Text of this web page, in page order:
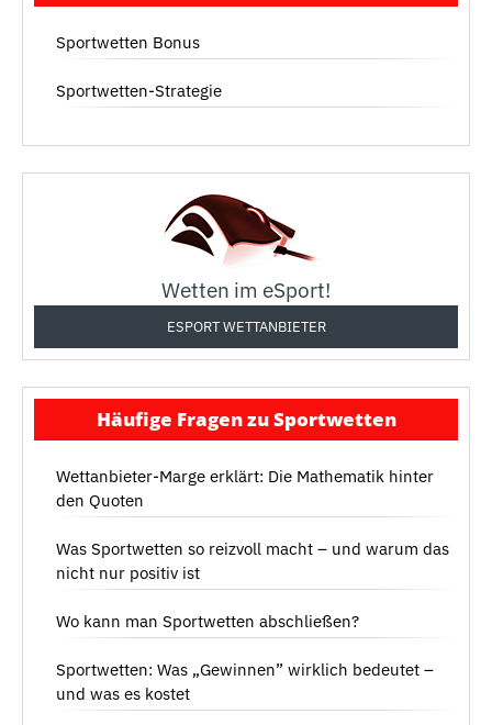
Sportwetten Bonus
Sportwetten-Strategie
Wetten im eSport!
ESPORT WETTANBIETER
Häufige Fragen zu Sportwetten
Wettanbieter-Marge erklärt: Die Mathematik hinter
den Quoten
Was Sportwetten so reizvoll macht – und warum das
nicht nur positiv ist
Wo kann man Sportwetten abschließen?
Sportwetten: Was „Gewinnen” wirklich bedeutet –
und was es kostet